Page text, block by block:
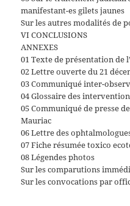
manifestant-es gilets jaunes
Sur les autres modalités de
VI CONCLUSIONS
ANNEXES
01 Texte de présentation de
02 Lettre ouverte du 21
03 Communiqué inter-
04 Glossaire des
05 Communiqué de presse
Mauriac
06 Lettre des
07 Fiche résumée toxico
08 Légendes photos
Sur les comparutions
Sur les convocations par